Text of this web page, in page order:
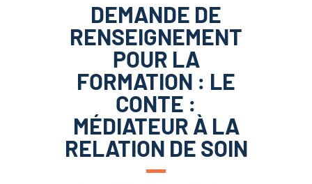
DEMANDE DE
RENSEIGNEMENT
POUR LA
FORMATION : LE
CONTE :
MÉDIATEUR À LA
RELATION DE SOIN